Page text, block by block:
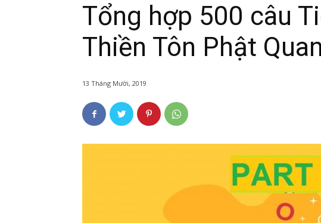
Tổng hợp 500 câu
Thiền Tôn Phật
13 Tháng Mười, 2019